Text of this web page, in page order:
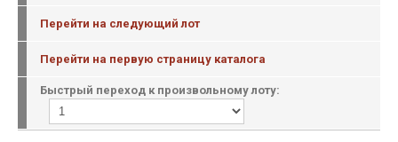
Перейти на следующий лот
Перейти на первую страницу каталога
Быстрый переход к произвольному лоту: